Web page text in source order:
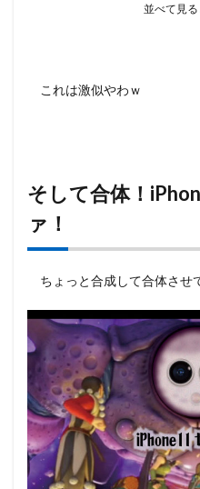
並べて見
これは激似やわｗ
そして合体！
ァ！
ちょっと合成して合体させ